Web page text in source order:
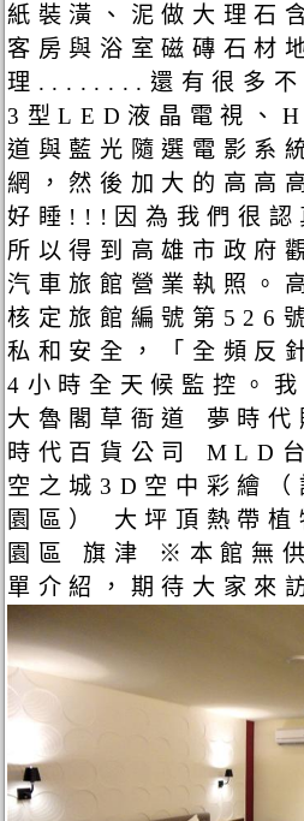
紙裝潢、泥做大理石
客房與浴室磁磚石材
理........還有很多不
3型LED液晶電視、
道與藍光隨選電影系
網，然後加大的高高
好睡!!!因為我們很認
所以得到高雄市政府
汽車旅館營業執照。
核定旅館編號第526
私和安全，「全頻反
4小時全天候監控。
大魯閣草衙道 夢時代
時代百貨公司 MLD
空之城3D空中彩繪（
園區） 大坪頂熱帶
園區 旗津 ※本館無
單介紹，期待大家來